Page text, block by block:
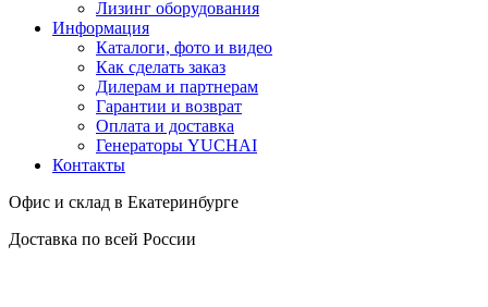
Лизинг оборудования
Информация
Каталоги, фото и видео
Как сделать заказ
Дилерам и партнерам
Гарантии и возврат
Оплата и доставка
Генераторы YUCHAI
Контакты
Офис и склад в Екатеринбурге
Доставка по всей России